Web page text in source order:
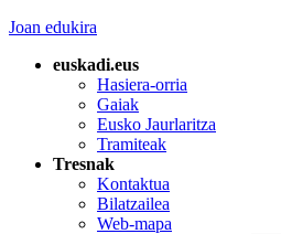
Joan edukira
euskadi.eus
Hasiera-orria
Gaiak
Eusko Jaurlaritza
Tramiteak
Tresnak
Kontaktua
Bilatzailea
Web-mapa